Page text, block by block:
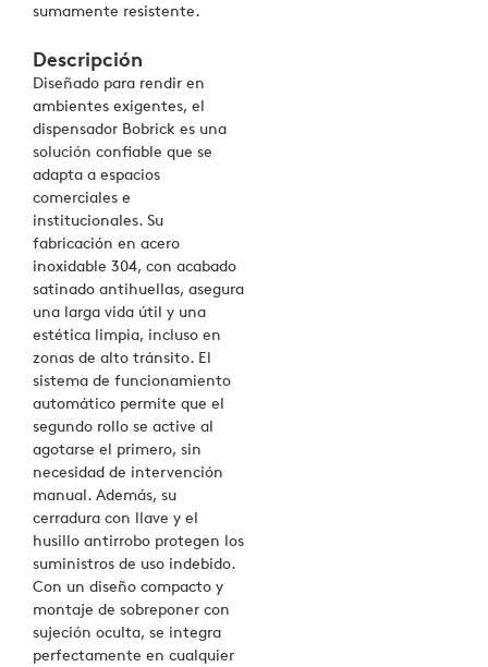
sumamente resistente.
Descripción
Diseñado para rendir en
ambientes exigentes, el
dispensador Bobrick es una
solución confiable que se
adapta a espacios
comerciales e
institucionales. Su
fabricación en acero
inoxidable 304, con acabado
satinado antihuellas, asegura
una larga vida útil y una
estética limpia, incluso en
zonas de alto tránsito. El
sistema de funcionamiento
automático permite que el
segundo rollo se active al
agotarse el primero, sin
necesidad de intervención
manual. Además, su
cerradura con llave y el
husillo antirrobo protegen los
suministros de uso indebido.
Con un diseño compacto y
montaje de sobreponer con
sujeción oculta, se integra
perfectamente en cualquier